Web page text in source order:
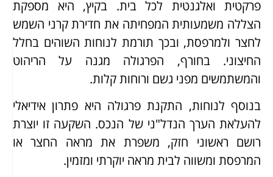
פרקטית ואלגנטית לכל בית. בקיץ, היא מספקת
הצללה משמעותית המפחיתה את חדירת קרני השמש
לחצר ולמרפסת, ובכך תורמת לנוחות השוהים בחלל
החיצוני. בחורף, הפרגולה מגנה על הריהוט
והמשתמשים מפני גשם ורוחות קלות.
בנוסף לנוחות, התקנת פרגולה היא פתרון אידיאלי
להעלאת הערך הנדל"ני של הנכס. השקעה זו יוצרת
רושם ראשוני חזק, משפרת את מראה החצר או
המרפסת ומשווה לבית מראה יוקרתי ומזמין.